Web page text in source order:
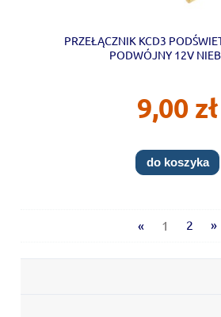
PRZEŁĄCZNIK KCD3
PODWÓJNY 12V
9,00 zł
do koszyka
« 1 2 »